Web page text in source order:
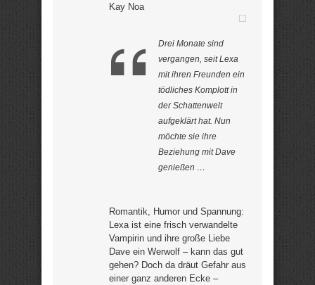
Kay Noa
Drei Monate sind
vergangen, seit Lexa
mit ihren Freunden ein
tödliches Komplott in
der Schattenwelt
aufgeklärt hat. Nun
möchte sie ihre
Beziehung mit Dave
genießen …
Romantik, Humor und Spannung:
Lexa ist eine frisch verwandelte
Vampirin und ihre große Liebe
Dave ein Werwolf – kann das gut
gehen? Doch da dräut Gefahr aus
einer ganz anderen Ecke –